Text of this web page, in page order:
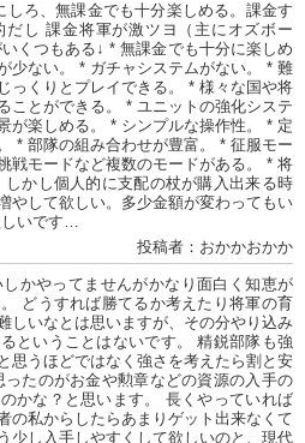
しろ、無課金でも十分楽しめる。課金す
だし 課金将軍が激ツヨ（主にオズボー
くつもある↓ * 無課金でも十分に楽しめ
少ない。 * ガチャシステムがない。 * 難
っくりとプレイできる。 * 様々な国や将
ことができる。 * ユニットの強化システ
が楽しめる。 * シンプルな操作性。 * 定
* 部隊の組み合わせが豊富。 * 征服モー
戦モードなど複数のモードがある。 * 将
かし個人的に支配の杖が購入出来る時
やして欲しい。多少金額が変わってもい
しいです…
投稿者：おかかおかか
かやってませんがかなり面白く知恵が
どうすれば勝てるか考えたり将軍の育
しいなとは思いますが、その分やり込み
ということはないです。 精鋭部隊も強
思うほどではなく強さを考えたら割と安
たのがお金や勲章などの資源の入手の
かな？と思います。 長くやっていれば
の私からしたらあまりゲット出来なくて
少し入手しやすくして欲しいのと、現代